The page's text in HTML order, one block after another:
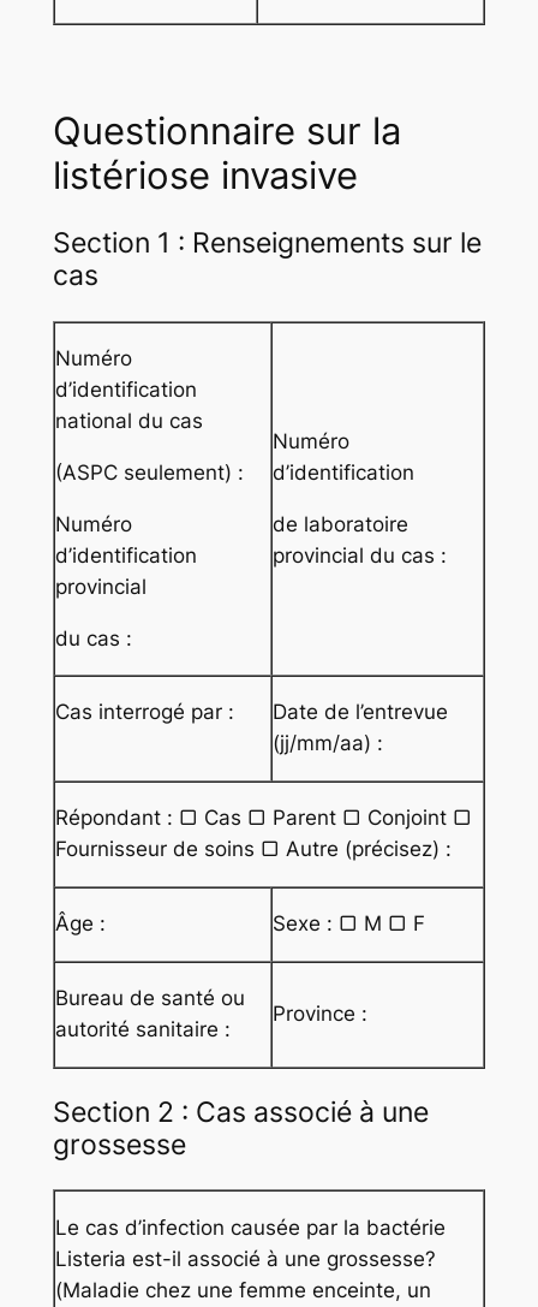
Questionnaire sur la
listériose invasive
Section 1 : Renseignements sur le
cas
Numéro
d’identification
national du cas
(ASPC seulement) :
Numéro
d’identification
provincial
du cas :
Numéro
d’identification
de laboratoire
provincial du cas :
Cas interrogé par :
Date de l’entrevue
(jj/mm/aa) :
Répondant : ▢ Cas ▢ Parent ▢ Conjoint ▢
Fournisseur de soins ▢ Autre (précisez) :
Âge : Sexe : ▢ M ▢ F
Bureau de santé ou
autorité sanitaire :
Province :
Section 2 : Cas associé à une
grossesse
Le cas d’infection causée par la bactérie
Listeria est-il associé à une grossesse?
(Maladie chez une femme enceinte, un